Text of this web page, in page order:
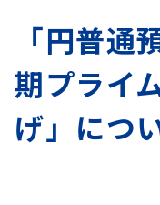
「円普通
期プライ
げ」につ